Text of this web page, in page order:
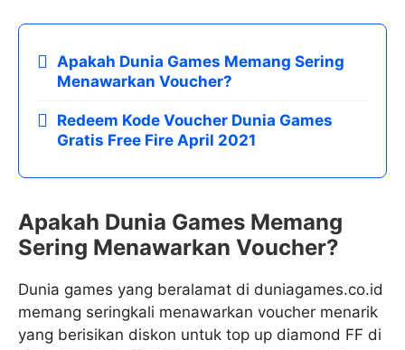
Apakah Dunia Games Memang Sering
Menawarkan Voucher?
Redeem Kode Voucher Dunia Games
Gratis Free Fire April 2021
Apakah Dunia Games Memang
Sering Menawarkan Voucher?
Dunia games yang beralamat di duniagames.co.id
memang seringkali menawarkan voucher menarik
yang berisikan diskon untuk top up diamond FF di